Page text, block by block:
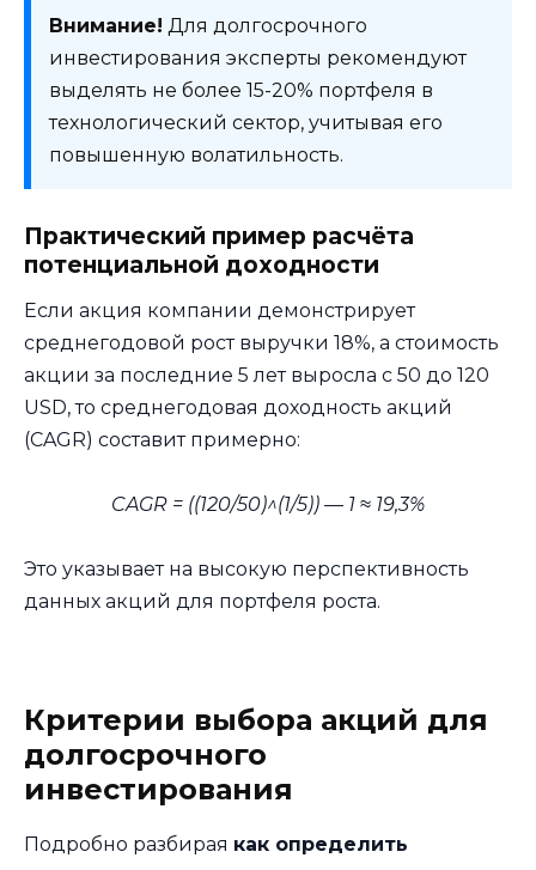
Внимание! Для долгосрочного
инвестирования эксперты рекомендуют
выделять не более 15-20% портфеля в
технологический сектор, учитывая его
повышенную волатильность.
Практический пример расчёта
потенциальной доходности
Если акция компании демонстрирует
среднегодовой рост выручки 18%, а стоимость
акции за последние 5 лет выросла с 50 до 120
USD, то среднегодовая доходность акций
(CAGR) составит примерно:
CAGR = ((120/50)^(1/5)) — 1 ≈ 19,3%
Это указывает на высокую перспективность
данных акций для портфеля роста.
Критерии выбора акций для
долгосрочного
инвестирования
Подробно разбирая как определить